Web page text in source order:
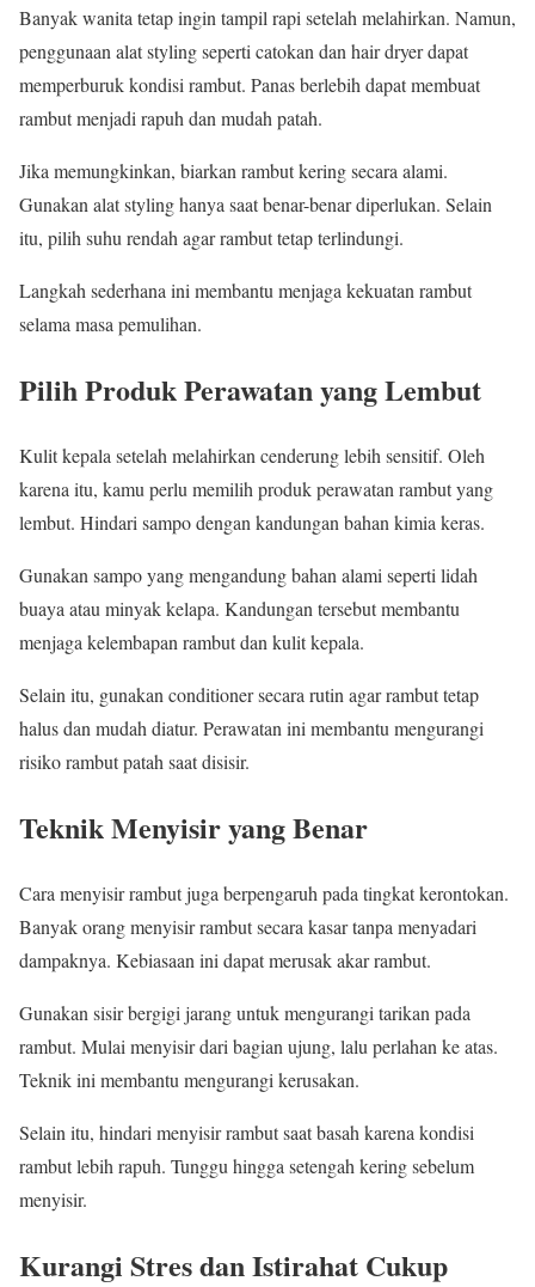
Banyak wanita tetap ingin tampil rapi setelah melahirkan. Namun,
penggunaan alat styling seperti catokan dan hair dryer dapat
memperburuk kondisi rambut. Panas berlebih dapat membuat
rambut menjadi rapuh dan mudah patah.
Jika memungkinkan, biarkan rambut kering secara alami.
Gunakan alat styling hanya saat benar-benar diperlukan. Selain
itu, pilih suhu rendah agar rambut tetap terlindungi.
Langkah sederhana ini membantu menjaga kekuatan rambut
selama masa pemulihan.
Pilih Produk Perawatan yang Lembut
Kulit kepala setelah melahirkan cenderung lebih sensitif. Oleh
karena itu, kamu perlu memilih produk perawatan rambut yang
lembut. Hindari sampo dengan kandungan bahan kimia keras.
Gunakan sampo yang mengandung bahan alami seperti lidah
buaya atau minyak kelapa. Kandungan tersebut membantu
menjaga kelembapan rambut dan kulit kepala.
Selain itu, gunakan conditioner secara rutin agar rambut tetap
halus dan mudah diatur. Perawatan ini membantu mengurangi
risiko rambut patah saat disisir.
Teknik Menyisir yang Benar
Cara menyisir rambut juga berpengaruh pada tingkat kerontokan.
Banyak orang menyisir rambut secara kasar tanpa menyadari
dampaknya. Kebiasaan ini dapat merusak akar rambut.
Gunakan sisir bergigi jarang untuk mengurangi tarikan pada
rambut. Mulai menyisir dari bagian ujung, lalu perlahan ke atas.
Teknik ini membantu mengurangi kerusakan.
Selain itu, hindari menyisir rambut saat basah karena kondisi
rambut lebih rapuh. Tunggu hingga setengah kering sebelum
menyisir.
Kurangi Stres dan Istirahat Cukup